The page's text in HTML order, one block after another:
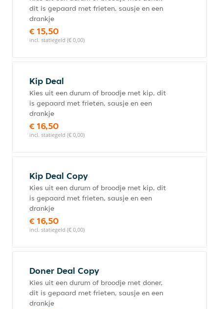
dit is gepaard met frieten, sausje en een
drankje
€ 15,50
incl. statiegeld (€ 0,00)
Kip Deal
Kies uit een durum of broodje met kip, dit
is gepaard met frieten, sausje en een
drankje
€ 16,50
incl. statiegeld (€ 0,00)
Kip Deal Copy
Kies uit een durum of broodje met kip, dit
is gepaard met frieten, sausje en een
drankje
€ 16,50
incl. statiegeld (€ 0,00)
Doner Deal Copy
Kies uit een durum of broodje met doner,
dit is gepaard met frieten, sausje en een
drankje